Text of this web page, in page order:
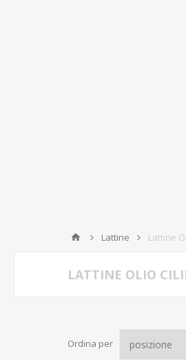
Lattine Lattine
LATTINE OLIO
Ordina per